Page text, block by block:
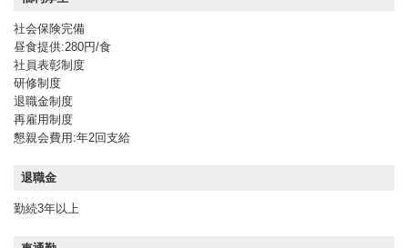
社会保険完備
昼食提供:280円/食
社員表彰制度
研修制度
退職金制度
再雇用制度
懇親会費用:年2回支給
退職金
勤続3年以上